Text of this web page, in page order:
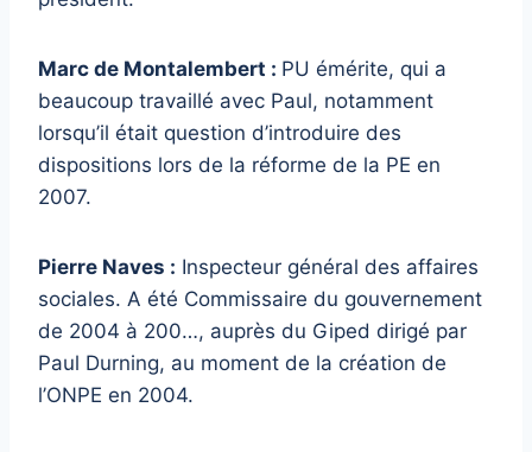
Marc de Montalembert : PU émérite, qui a
beaucoup travaillé avec Paul, notamment
lorsqu’il était question d’introduire des
dispositions lors de la réforme de la PE en
2007.
Pierre Naves : Inspecteur général des affaires
sociales. A été Commissaire du gouvernement
de 2004 à 200…, auprès du Giped dirigé par
Paul Durning, au moment de la création de
l’ONPE en 2004.